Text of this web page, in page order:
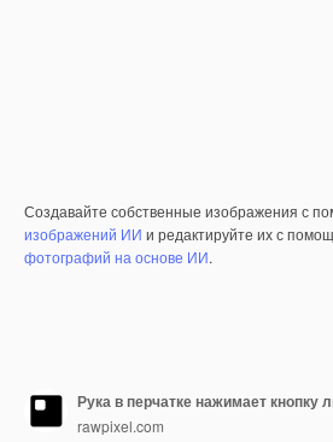
Создавайте собственные изображения с
изображений ИИ и редактируйте их с
фотографий на основе ИИ.
rawpixel.com